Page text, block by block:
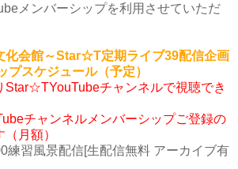
メンバーシップを利用させていただ
化会館～Star☆T定期ライブ39配信企画
プスケジュール（予定）
Star☆TYouTubeチャンネルで視聴でき
チャンネルメンバーシップご登録の
月額）
練習風景配信[生配信無料 アーカイブ有